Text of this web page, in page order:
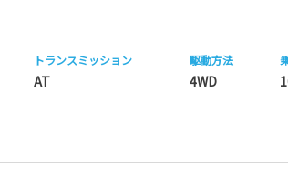
トランスミッション
AT
駆動方法
4WD